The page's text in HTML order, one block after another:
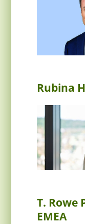
Rubina
T. Rowe
EMEA